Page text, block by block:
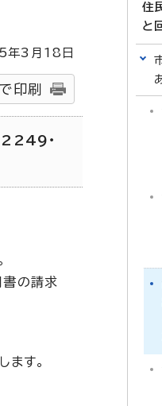
年3月 18 日
印刷
・
書の請求
す。
住
と